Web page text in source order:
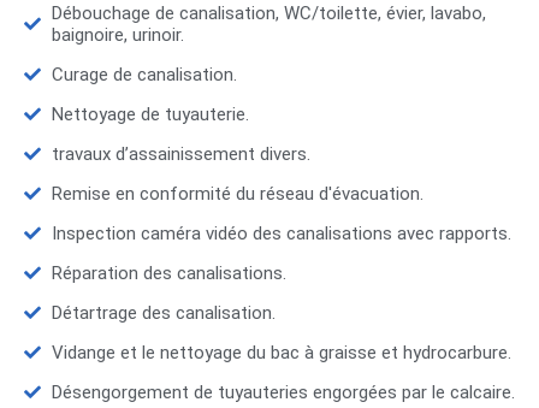
Débouchage de canalisation, WC/toilette, évier, lavabo,
baignoire, urinoir.
Curage de canalisation.
Nettoyage de tuyauterie.
travaux d’assainissement divers.
Remise en conformité du réseau d'évacuation.
Inspection caméra vidéo des canalisations avec rapports.
Réparation des canalisations.
Détartrage des canalisation.
Vidange et le nettoyage du bac à graisse et hydrocarbure.
Désengorgement de tuyauteries engorgées par le calcaire.